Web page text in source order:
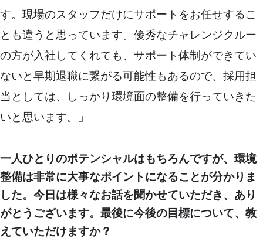
す。現場のスタッフだけにサポートをお任せするこ
とも違うと思っています。優秀なチャレンジクルー
の方が入社してくれても、サポート体制ができてい
ないと早期退職に繋がる可能性もあるので、採用担
当としては、しっかり環境面の整備を行っていきた
いと思います。」
一人ひとりのポテンシャルはもちろんですが、環境
整備は非常に大事なポイントになることが分かりま
した。 今日は様々なお話を聞かせていただき、あり
がとうございます。最後に今後の目標について、教
えていただけますか？